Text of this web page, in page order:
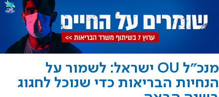
מנכ"ל OU ישראל: לשמור על
הנחיות הבריאות כדי שנוכל לחגוג